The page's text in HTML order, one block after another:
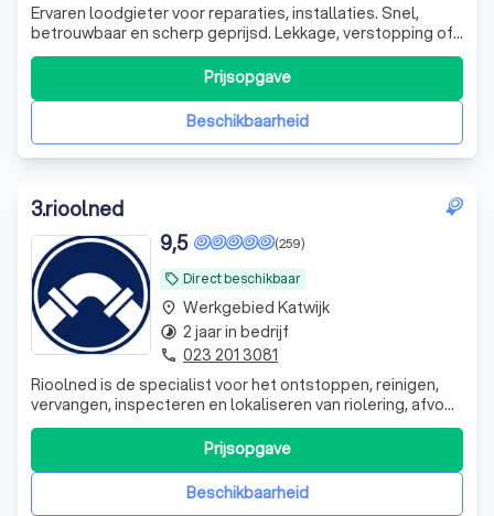
Ervaren loodgieter voor reparaties, installaties. Snel,
betrouwbaar en scherp geprijsd. Lekkage, verstopping of
nieuwe badkamer? Ik los het op! Heldere prijzen, snelle
service. Neem contact op!
Beschikbaarheid
Prijsopgave
3.rioolned
local_offer Direct beschikbaar
(259)
9,5
Rioolned is de specialist voor het ontstoppen, reinigen,
vervangen, inspecteren en lokaliseren van riolering, afvoer
en leidingen.
Beschikbaarheid
Prijsopgave
place Werkgebied Katwijk
timelapse 2 jaar in bedrijf
phone 023 201 3081